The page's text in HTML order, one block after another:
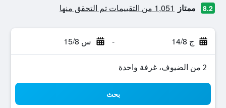
8.2 ممتاز 1,051 من التقييمات تم التحقق منها
ج 14/8 - س 15/8
2 من الضيوف، غرفة واحدة
بحث